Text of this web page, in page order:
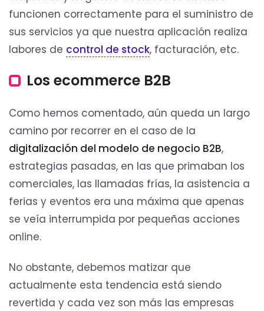
funcionen correctamente para el suministro de
sus servicios ya que nuestra aplicación realiza
labores de control de stock, facturación, etc.
Los ecommerce B2B
Como hemos comentado, aún queda un largo
camino por recorrer en el caso de la
digitalización del modelo de negocio B2B,
estrategias pasadas, en las que primaban los
comerciales, las llamadas frías, la asistencia a
ferias y eventos era una máxima que apenas
se veía interrumpida por pequeñas acciones
online.
No obstante, debemos matizar que
actualmente esta tendencia está siendo
revertida y cada vez son más las empresas